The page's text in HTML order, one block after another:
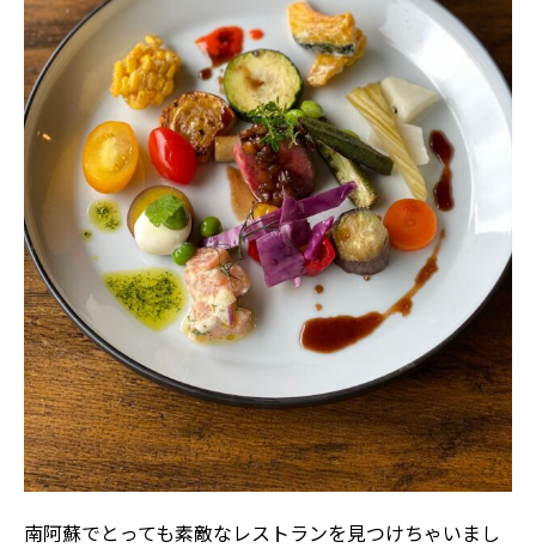
南阿蘇でとっても素敵なレストランを見つけちゃいまし